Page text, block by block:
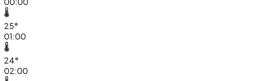
🌡️
25°
01:00
🌡️
24°
02:00